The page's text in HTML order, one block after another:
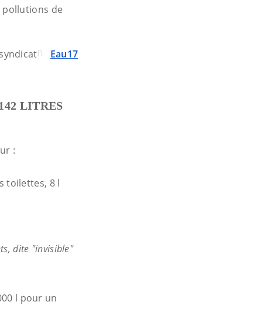
pollutions de
Eau17
LITRES
:
toilettes, 8 l
dite "invisible"
l pour un